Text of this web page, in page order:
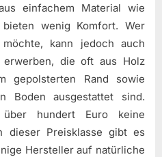
einfachem Material wie
wenig Komfort. Wer
kann jedoch auch
erwerben, die oft aus Holz
gepolsterten Rand sowie
Boden ausgestattet sind.
hundert Euro keine
dieser Preisklasse gibt es
Hersteller auf natürliche